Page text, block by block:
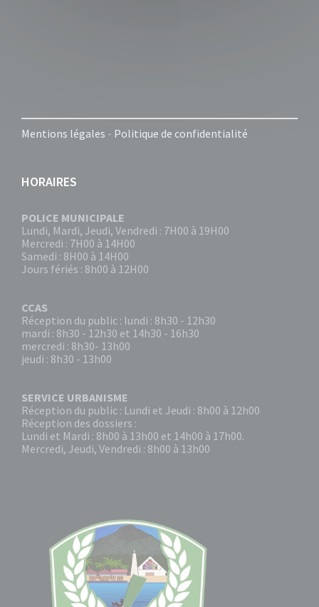
Mentions légales - Politique de confidentialité
HORAIRES
POLICE MUNICIPALE
Lundi, Mardi, Jeudi, Vendredi : 7H00 à 19H00
Mercredi : 7H00 à 14H00
Samedi : 8H00 à 14H00
Jours fériés : 8h00 à 12H00
CCAS
Réception du public : lundi : 8h30 - 12h30
mardi : 8h30 - 12h30 et 14h30 - 16h30
mercredi : 8h30- 13h00
jeudi : 8h30 - 13h00
SERVICE URBANISME
Réception du public : Lundi et Jeudi : 8h00 à 12h00
Réception des dossiers :
Lundi et Mardi : 8h00 à 13h00 et 14h00 à 17h00.
Mercredi, Jeudi, Vendredi : 8h00 à 13h00